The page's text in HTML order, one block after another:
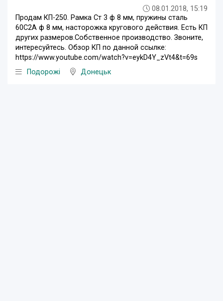
08.01.2018, 15:19
Продам КП-250. Рамка Ст 3 ф 8 мм, пружины сталь
60С2А ф 8 мм, насторожка кругового действия. Есть КП
других размеров.Собственное производство. Звоните,
интересуйтесь. Обзор КП по данной ссылке:
https://www.youtube.com/watch?v=eykD4Y_zVt4&t=69s
Подорожі
Донецьк